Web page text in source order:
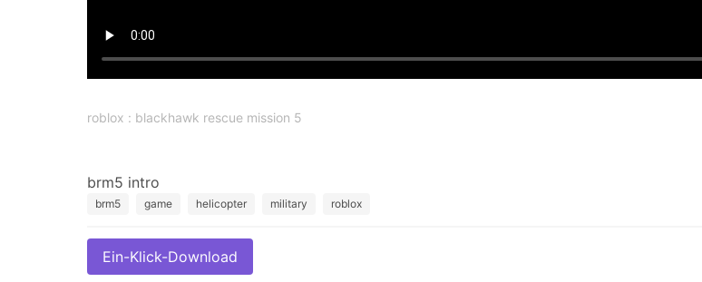
roblox : blackhawk rescue mission 5
brm5 game helicopter military roblox
Ein-Klick-Download